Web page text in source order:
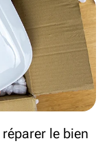
le bien